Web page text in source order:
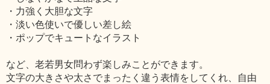
・力強く大胆な文字
・淡い色使いで優しい差し絵
・ポップでキュートなイラスト
など、老若男女問わず楽しみことができます。
文字の大きさや太さでまったく違う表情をしてくれ、自由